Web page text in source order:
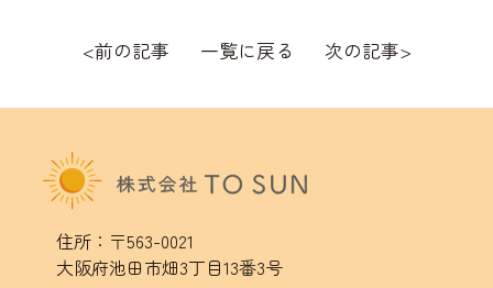
<前の記事 一覧に戻る 次の記事>
住所：〒563-0021
大阪府池田市畑3丁目13番3号